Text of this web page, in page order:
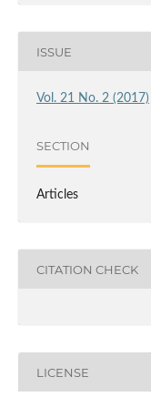
ISSUE
Vol. 21 No. 2 (2017)
SECTION
Articles
CITATION CHECK
LICENSE